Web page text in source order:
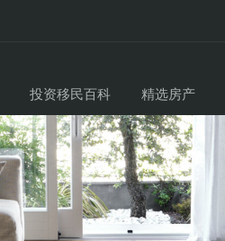
投资移民百科 精选房产